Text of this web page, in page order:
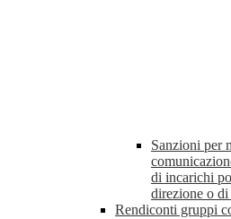
Sanzioni per
di incarichi
direzione o
Rendiconti gruppi